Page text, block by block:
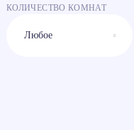
КОЛИЧЕСТВО КОМНАТ